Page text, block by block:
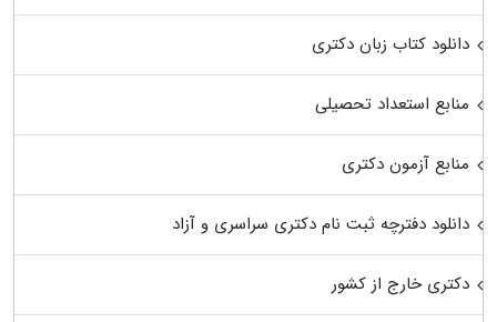
دانلود کتاب زبان دکتری
منابع استعداد تحصیلی
منابع آزمون دکتری
دانلود دفترچه ثبت نام دکتری سراسری و آزاد
دکتری خارج از کشور